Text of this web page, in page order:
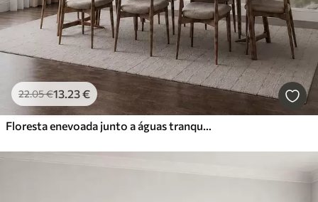
22.05€13 .23€